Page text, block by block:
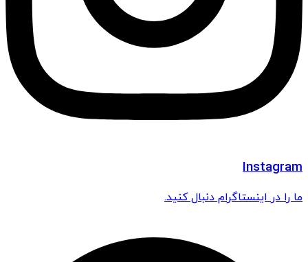
Instagram
ما را در اینستاگرام دنبال کنید.